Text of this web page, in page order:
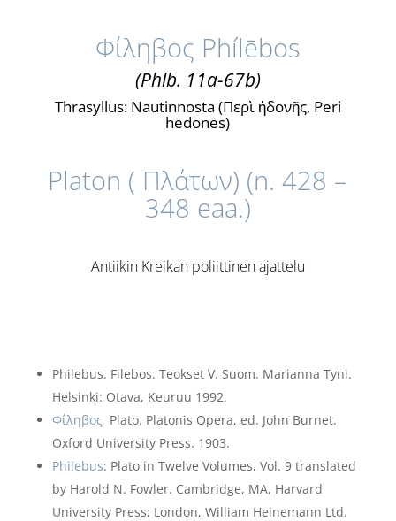
Φίληβος Phílēbos
(Phlb. 11a-67b)
Thrasyllus: Nautinnosta (Περὶ ἡδονῆς, Peri
hēdonēs)
Platon ( Πλάτων) (n. 428 –
348 eaa.)
Antiikin Kreikan poliittinen ajattelu
Philebus. Filebos. Teokset V. Suom. Marianna Tyni.
Helsinki: Otava, Keuruu 1992.
Φίληβος Plato. Platonis Opera, ed. John Burnet.
Oxford University Press. 1903.
Philebus: Plato in Twelve Volumes, Vol. 9 translated
by Harold N. Fowler. Cambridge, MA, Harvard
University Press; London, William Heinemann Ltd.